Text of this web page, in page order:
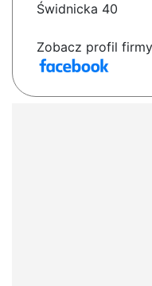
Świdnicka 40
Zobacz profil